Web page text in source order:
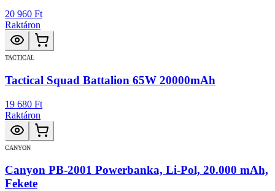
20 960 Ft
Raktáron
TACTICAL
Tactical Squad Battalion 65W 20000mAh
19 680 Ft
Raktáron
CANYON
Canyon PB-2001 Powerbanka, Li-Pol, 20.000 mAh,
Fekete